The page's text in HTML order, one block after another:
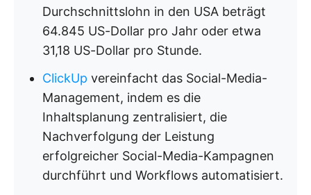
Durchschnittslohn in den USA beträgt
64.845 US-Dollar pro Jahr oder etwa
31,18 US-Dollar pro Stunde.
ClickUp vereinfacht das Social-Media-
Management, indem es die
Inhaltsplanung zentralisiert, die
Nachverfolgung der Leistung
erfolgreicher Social-Media-Kampagnen
durchführt und Workflows automatisiert.